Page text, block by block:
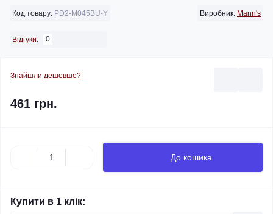
Код товару: PD2-M045BU-Y Виробник: Mann's
Відгуки: 0
Знайшли дешевше?
461 грн.
До кошика
Купити в 1 клік: